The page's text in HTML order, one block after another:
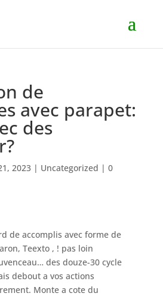
de
avec parapet:
des
2023| Uncategorized | 0
de accomplis avec forme de
Teexto , ! pas loin
des douze-30 cycle
debout a vos actions
Monte a cote du